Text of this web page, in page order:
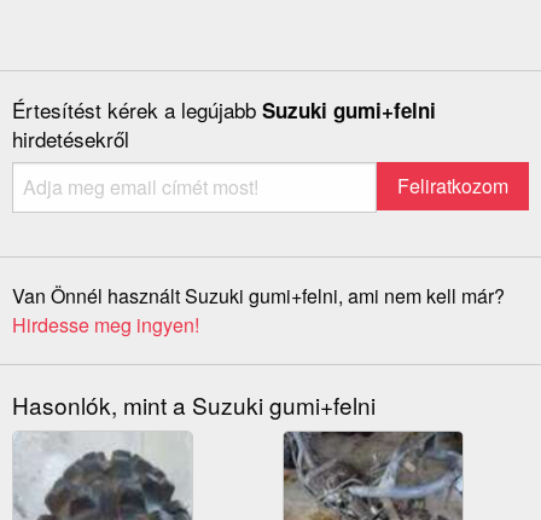
Értesítést kérek a legújabb Suzuki gumi+felni
hirdetésekről
Van Önnél használt Suzuki gumi+felni, ami nem kell már?
Hirdesse meg ingyen!
Hasonlók, mint a Suzuki gumi+felni